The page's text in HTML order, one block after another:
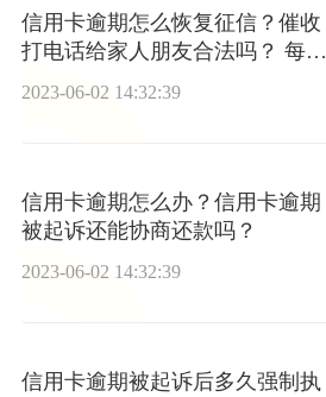
信用卡逾期怎么恢复征信？催收
打电话给家人朋友合法吗？ 每日
2023-06-02 14:32:39
信用卡逾期怎么办？信用卡逾期
被起诉还能协商还款吗？
2023-06-02 14:32:39
信用卡逾期被起诉后多久强制执